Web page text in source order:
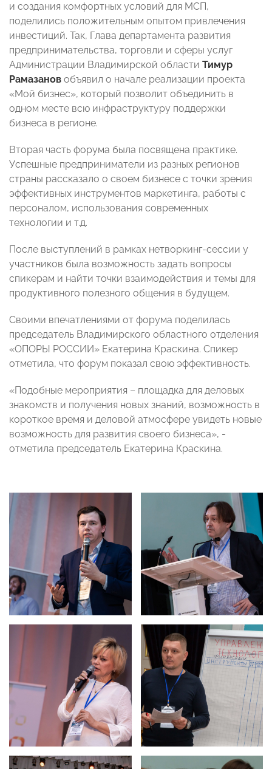
и создания комфортных условий для МСП,
поделились положительным опытом привлечения
инвестиций. Так, Глава департамента развития
предпринимательства, торговли и сферы услуг
Администрации Владимирской области Тимур
Рамазанов объявил о начале реализации проекта
«Мой бизнес», который позволит объединить в
одном месте всю инфраструктуру поддержки
бизнеса в регионе.
Вторая часть форума была посвящена практике.
Успешные предприниматели из разных регионов
страны рассказало о своем бизнесе с точки зрения
эффективных инструментов маркетинга, работы с
персоналом, использования современных
технологии и т.д.
После выступлений в рамках нетворкинг-сессии у
участников была возможность задать вопросы
спикерам и найти точки взаимодействия и темы для
продуктивного полезного общения в будущем.
Своими впечатлениями от форума поделилась
председатель Владимирского областного отделения
«ОПОРЫ РОССИИ» Екатерина Краскина. Спикер
отметила, что форум показал свою эффективность.
«Подобные мероприятия – площадка для деловых
знакомств и получения новых знаний, возможность в
короткое время и деловой атмосфере увидеть новые
возможность для развития своего бизнеса», -
отметила председатель Екатерина Краскина.